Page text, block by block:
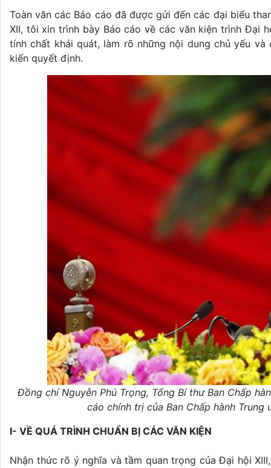
Toàn văn các Báo cáo đã được gửi đến các đại biểu
XII, tôi xin trình bày Báo cáo về các văn kiện trình Đại
tính chất khái quát, làm rõ những nội dung chủ yếu
kiến quyết định.
Đồng chí Nguyễn Phú Trọng, Tổng Bí thư Ban Chấp
cáo chính trị của Ban Chấp hành
I- VỀ QUÁ TRÌNH CHUẨN BỊ CÁC VĂN KIỆN
Nhận thức rõ ý nghĩa và tầm quan trọng của Đại hội